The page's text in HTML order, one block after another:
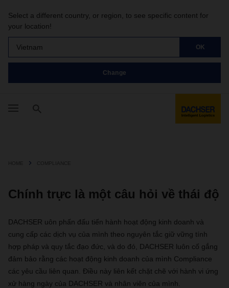
Select a different country, or region, to see specific content for
your location!
Vietnam OK
Change
HOME COMPLIANCE
Chính trực là một câu hỏi về thái độ
DACHSER uôn phấn đấu tiến hành hoạt động kinh doanh và
cung cấp các dịch vụ của mình theo nguyên tắc giữ vững tính
hợp pháp và quy tắc đạo đức, và do đó, DACHSER luôn cố gắng
đảm bảo rằng các hoạt động kinh doanh của mình Compliance
các yêu cầu liên quan. Điều này liên kết chặt chẽ với hành vi ứng
xử hàng ngày của DACHSER và nhân viên của mình.